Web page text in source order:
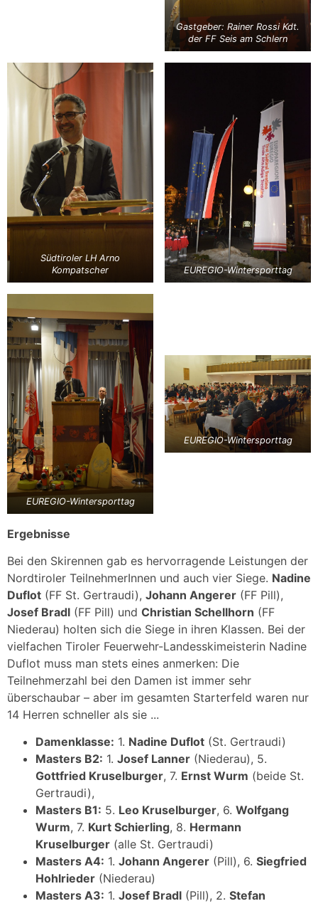
Gastgeber: Rainer Rossi Kdt.
der FF Seis am Schlern
Südtiroler LH Arno
Kompatscher
EUREGIO-Wintersporttag
EUREGIO-Wintersporttag
EUREGIO-Wintersporttag
Ergebnisse
Bei den Skirennen gab es hervorragende Leistungen der
Nordtiroler TeilnehmerInnen und auch vier Siege. Nadine
Duflot (FF St. Gertraudi), Johann Angerer (FF Pill),
Josef Bradl (FF Pill) und Christian Schellhorn (FF
Niederau) holten sich die Siege in ihren Klassen. Bei der
vielfachen Tiroler Feuerwehr-Landesskimeisterin Nadine
Duflot muss man stets eines anmerken: Die
Teilnehmerzahl bei den Damen ist immer sehr
überschaubar – aber im gesamten Starterfeld waren nur
14 Herren schneller als sie ...
Damenklasse: 1. Nadine Duflot (St. Gertraudi)
Masters B2: 1. Josef Lanner (Niederau), 5.
Gottfried Kruselburger, 7. Ernst Wurm (beide St.
Gertraudi),
Masters B1: 5. Leo Kruselburger, 6. Wolfgang
Wurm, 7. Kurt Schierling, 8. Hermann
Kruselburger (alle St. Gertraudi)
Masters A4: 1. Johann Angerer (Pill), 6. Siegfried
Hohlrieder (Niederau)
Masters A3: 1. Josef Bradl (Pill), 2. Stefan